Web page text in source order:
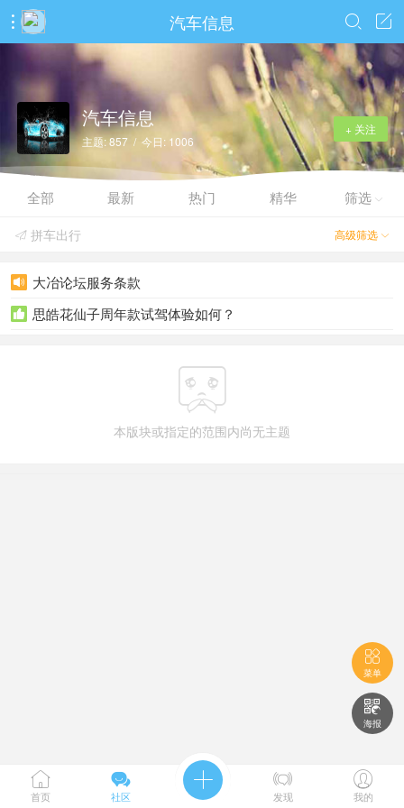
 汽车信息 

+ 关注
汽车信息
主题: 857 / 今日: 1006
全部 最新 热门 精华 筛选 
高级筛选 
 拼车出行
 大冶论坛服务条款
 思皓花仙子周年款试驾体验如何？

本版块或指定的范围内尚无主题

菜单

海报

首页

社区
 
发现

我的